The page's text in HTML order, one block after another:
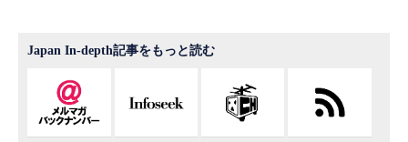
Japan In-depth記事をもっと読む